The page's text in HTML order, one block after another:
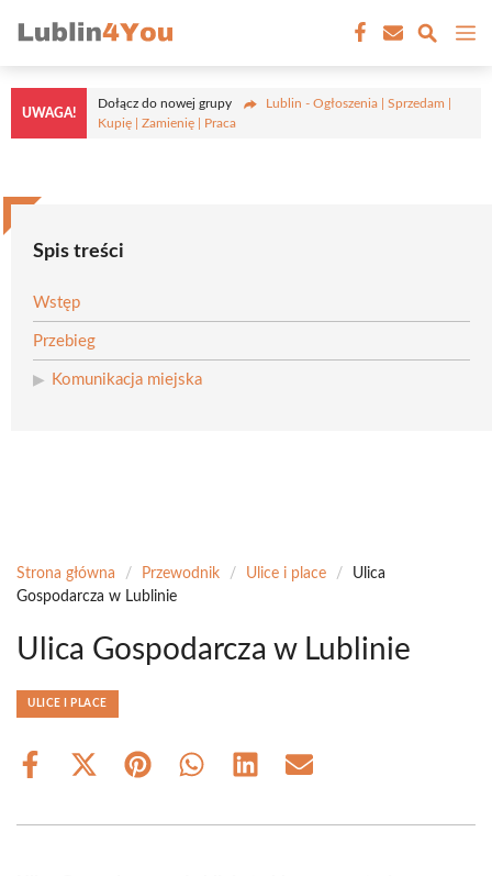
do
treści
UWAGA!
Dołącz do nowej grupy
Lublin - Ogłoszenia | Sprzedam |
Kupię | Zamienię | Praca
Spis treści
Wstęp
Przebieg
Komunikacja miejska
Strona główna / Przewodnik / Ulice i place /
Ulica
Gospodarcza w Lublinie
Ulica Gospodarcza w Lublinie
ULICE I PLACE
Share
Share
(Twitter)
Share Share Share Share